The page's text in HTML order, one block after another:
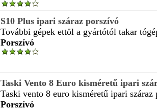
S10 Plus ipari száraz porszívó
További gépek ettöl a gyártótól takar
Porszívó
Taski Vento 8 Euro kisméretű ipari
Taski vento 8 euro kisméretű ipari
Porszívó